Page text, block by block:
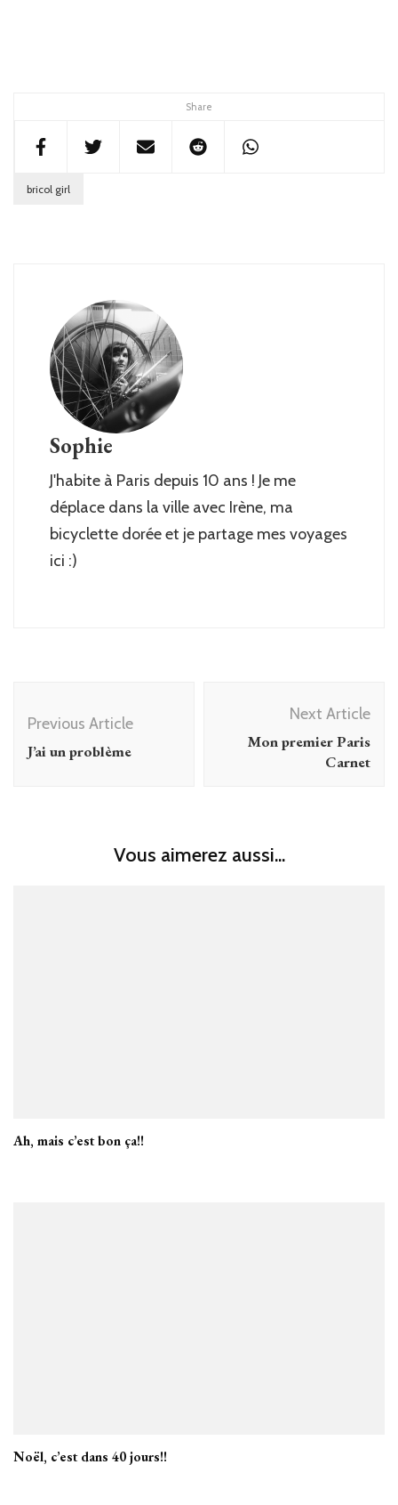
Share
bricol girl
Sophie
J'habite à Paris depuis 10 ans ! Je me
déplace dans la ville avec Irène, ma
bicyclette dorée et je partage mes voyages
ici :)
Navigation
Previous Article
J’ai un problème
Next Article
Mon premier Paris
Carnet
Vous aimerez aussi...
Ah, mais c’est bon ça!!
Noël, c’est dans 40 jours!!